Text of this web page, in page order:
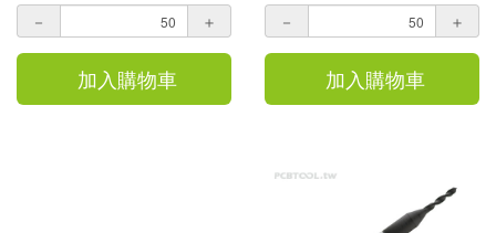
－ ＋
加入購物車
－ ＋
加入購物車